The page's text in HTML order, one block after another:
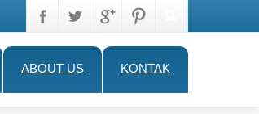
ABOUT US KONTAK